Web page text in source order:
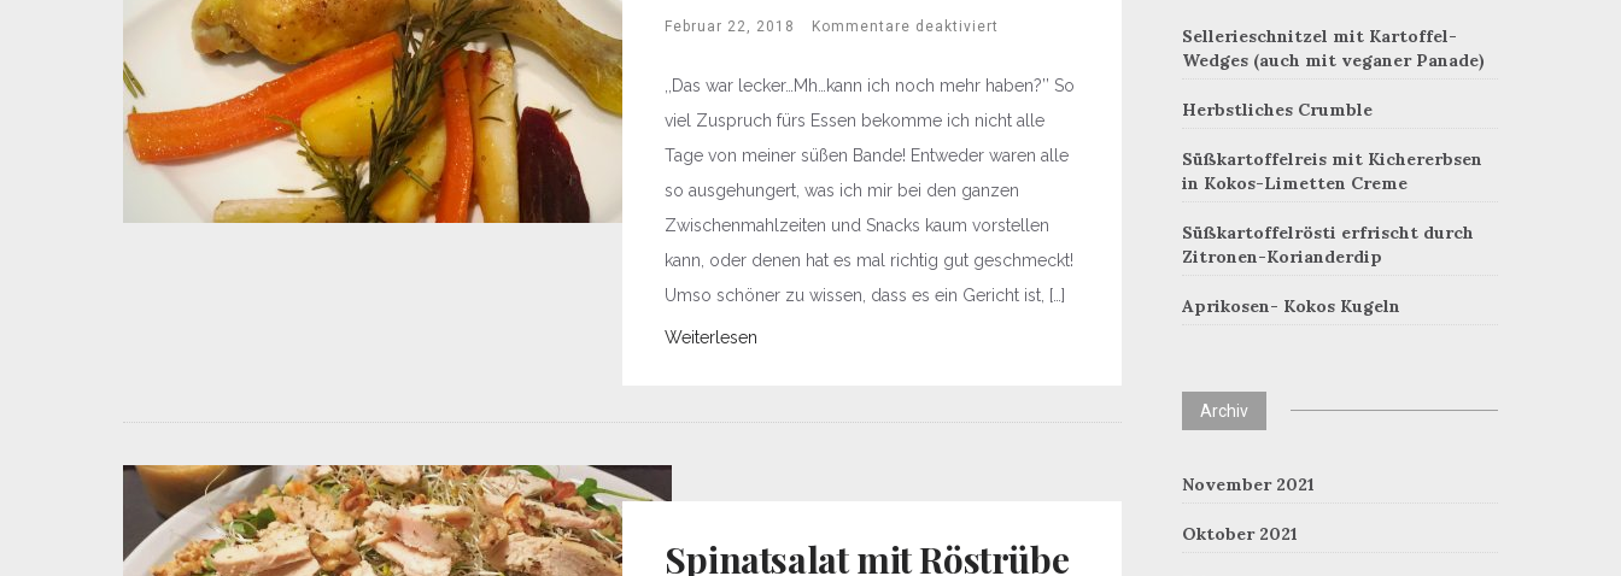
Februar 22, 2018 Kommentare deaktiviert
,,Das war lecker…Mh…kann ich noch mehr haben?’’ So
viel Zuspruch fürs Essen bekomme ich nicht alle
Tage von meiner süßen Bande! Entweder waren alle
so ausgehungert, was ich mir bei den ganzen
Zwischenmahlzeiten und Snacks kaum vorstellen
kann, oder denen hat es mal richtig gut geschmeckt!
Umso schöner zu wissen, dass es ein Gericht ist, […]
Weiterlesen
Spinatsalat mit Röstrübe
Sellerieschnitzel mit Kartoffel-
Wedges (auch mit veganer Panade)
Herbstliches Crumble
Süßkartoffelreis mit Kichererbsen
in Kokos-Limetten Creme
Süßkartoffelrösti erfrischt durch
Zitronen-Korianderdip
Aprikosen- Kokos Kugeln
Archiv
November 2021
Oktober 2021